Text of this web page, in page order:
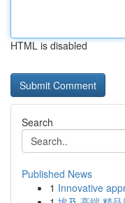
HTML is disabled
Search
Published News
1 Innovative